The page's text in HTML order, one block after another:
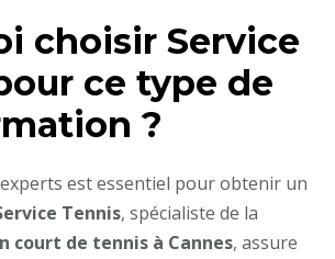
choisir Service
ce type de
?
est essentiel pour obtenir un
Tennis, spécialiste de la
court de tennis à Cannes, assure